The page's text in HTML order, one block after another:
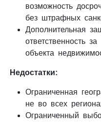
возможность
без штрафных
Дополнительная
ответственность
объекта
Недостатки:
Ограниченная
не во всех
Ограниченный